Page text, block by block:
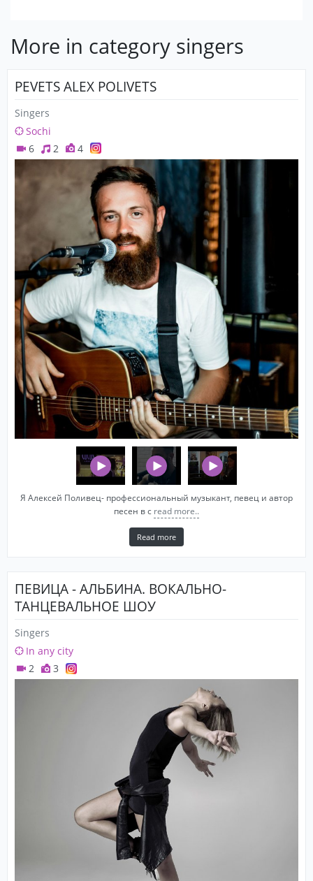
More in category singers
PEVETS ALEX POLIVETS
Singers
Sochi
6
2 4
Я Алексей Поливец- профессиональный музыкант, певец и автор
песен в с read more..
Read more
ПЕВИЦА - АЛЬБИНА. ВОКАЛЬНО-
ТАНЦЕВАЛЬНОЕ ШОУ
Singers
In any city
2
3